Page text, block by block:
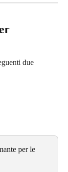
due
per le